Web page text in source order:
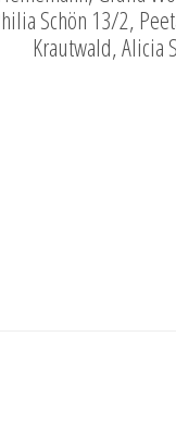
Schön 13/2,
Krautwald, Alicia